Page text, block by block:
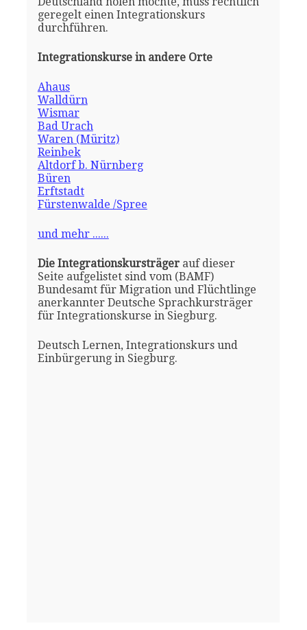
geregelt einen Integrationskurs
durchführen.
Integrationskurse in andere Orte
Ahaus
Walldürn
Wismar
Bad Urach
Waren (Müritz)
Reinbek
Altdorf b. Nürnberg
Büren
Erftstadt
Fürstenwalde /Spree
und mehr ......
Die Integrationskursträgerauf dieser
Seite aufgelistet sind vom (BAMF)
Bundesamt für Migration und Flüchtlinge
anerkannter Deutsche Sprachkursträger
für Integrationskurse in Siegburg.
Deutsch Lernen, Integrationskurs und
Einbürgerung in Siegburg.